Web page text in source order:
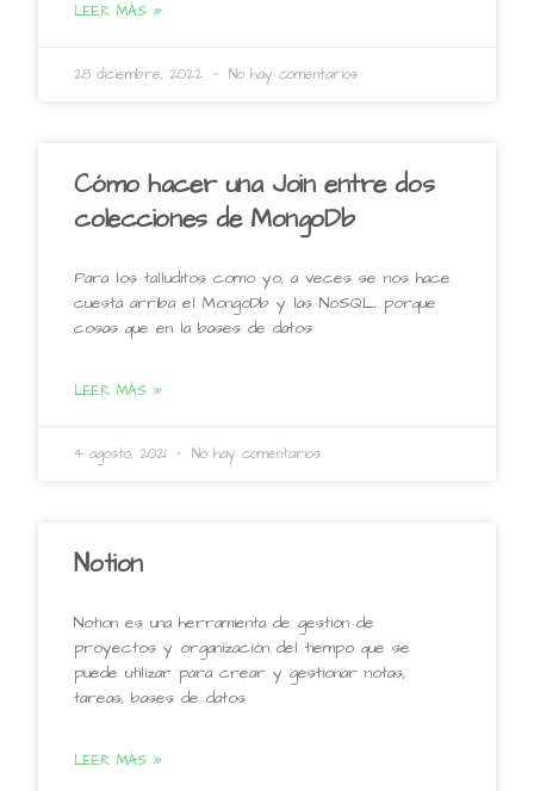
LEER MÁS »
28 diciembre, 2022 No hay comentarios
Cómo hacer una Join entre dos
colecciones de MongoDb
Para los talluditos como yo, a veces se nos hace
cuesta arriba el MongoDb y las NoSQL, porque
cosas que en la bases de datos
LEER MÁS »
4 agosto, 2021 No hay comentarios
Notion
Notion es una herramienta de gestión de
proyectos y organización del tiempo que se
puede utilizar para crear y gestionar notas,
tareas, bases de datos
LEER MÁS »